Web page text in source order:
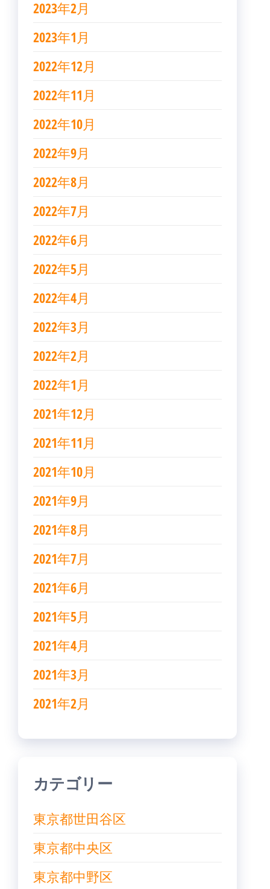
2023年2月
2023年1月
2022年12月
2022年11月
2022年10月
2022年9月
2022年8月
2022年7月
2022年6月
2022年5月
2022年4月
2022年3月
2022年2月
2022年1月
2021年12月
2021年11月
2021年10月
2021年9月
2021年8月
2021年7月
2021年6月
2021年5月
2021年4月
2021年3月
2021年2月
カテゴリー
東京都世田谷区
東京都中央区
東京都中野区